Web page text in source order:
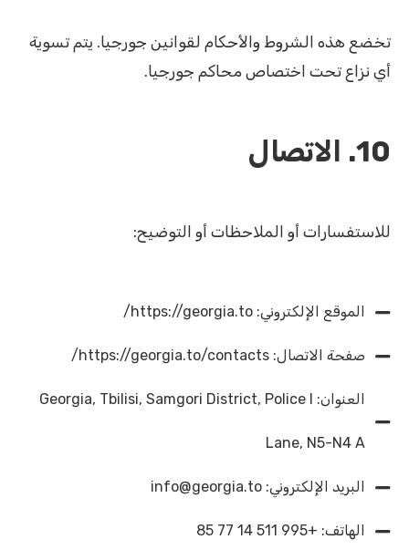
تخضع هذه الشروط والأحكام لقوانين جورجيا. يتم تسوية
أي نزاع تحت اختصاص محاكم جورجيا.
10. الاتصال
للاستفسارات أو الملاحظات أو التوضيح:
الموقع الإلكتروني: https://georgia.to/
صفحة الاتصال: https://georgia.to/contacts/
العنوان: Georgia, Tbilisi, Samgori District, Police I
Lane, N5-N4 A
البريد الإلكتروني: info@georgia.to
الهاتف: +995 511 14 77 85